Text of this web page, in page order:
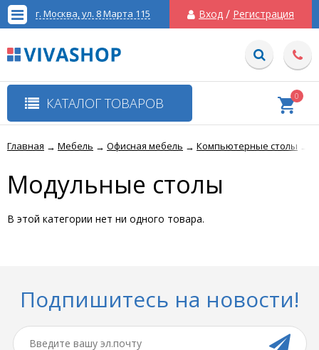
г. Москва, ул. 8 Марта 115 Вход / Регистрация
КАТАЛОГ ТОВАРОВ 0
Главная → Мебель → Офисная мебель → Компьютерные столы →
Модульные столы
В этой категории нет ни одного товара.
Подпишитесь на новости!